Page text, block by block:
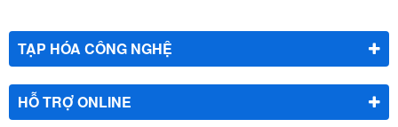
TẠP HÓA CÔNG NGHỆ
HỖ TRỢ ONLINE